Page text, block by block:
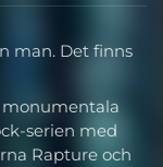
man. Det finns
monumentala
serien med
Rapture och